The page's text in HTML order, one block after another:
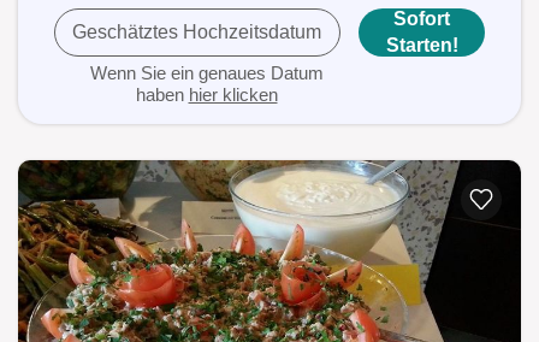
Geschätztes Hochzeitsdatum
Wenn Sie ein genaues Datum
haben hier klicken
Sofort
Starten!